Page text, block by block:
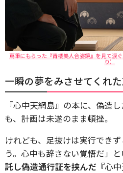
蔦重にもらった『青楼美人合姿鏡』を見て涙
り）
一瞬の夢をみさせてくれた
『心中天網島』の本に、偽造
も、計画は未遂のまま頓挫。
けれども、足抜けは実行でき
う。心中も辞さない覚悟だ」と
託し偽造通行証を挟んだ 『心